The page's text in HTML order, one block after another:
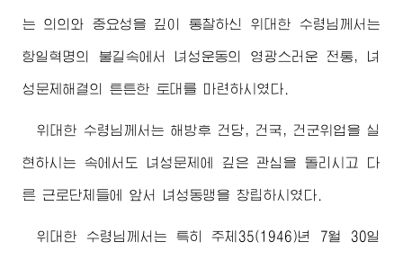
는 의의와 중요성을 깊이 통찰하신위대한 수령님께서는
항일혁명의 불길속에서 녀성운동의 영광스러운 전통, 녀
성문제해결의 튼튼한 토대를 마련하시였다.
위대한 수령님께서 는 해방후 건당, 건국, 건군위업을 실
현하시는 속에서도 녀성문제에 깊은 관심을 돌리시고 다
른 근로단체들에 앞서 녀성동맹을 창립하시였다.
위대한 수령님께서 는 특히 주체35(1946)년 7월 30일